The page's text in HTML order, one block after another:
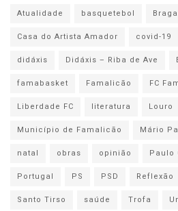
Atualidade
basquetebol Braga
Casa do Artista Amador
covid-19
didáxis
Didáxis – Riba de Ave
famabasket
Famalicão FC
Liberdade FC
literatura
Louro
Município de Famalicão
Mário
natal
obras opinião Paulo
Portugal
PS PSD Reflexão
Santo Tirso
saúde Trofa